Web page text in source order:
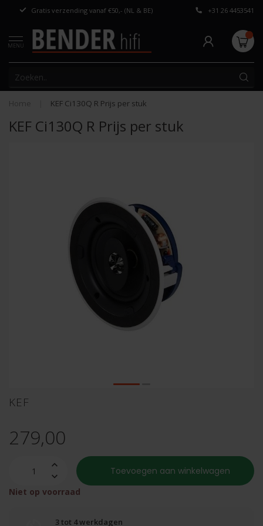
Gratis verzending vanaf €50,- (NL & BE) Persoonlijk
+31 26 4453541
MENU
Home KEF Ci130Q R Prijs per stuk
KEF Ci130Q R Prijs per stuk
KEF
279,00
Toevoegen aan winkelwagen
Niet op voorraad
3 tot 4 werkdagen